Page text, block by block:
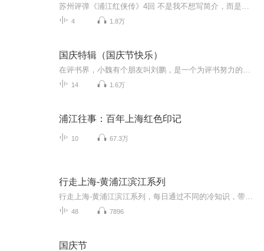
4 1.8万
国庆特辑（国庆节快乐）
14 1.6万
浦江往事：百年上海红色印记
10 67.3万
行走上海-黄浦江滨江系列
48 7896
国庆节